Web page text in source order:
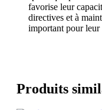
favorise leur
directives et à
important pour
Produits